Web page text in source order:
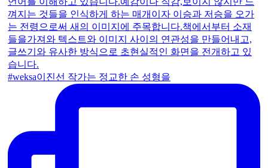
#weksa이진선 작가는 정교한 손 성형을